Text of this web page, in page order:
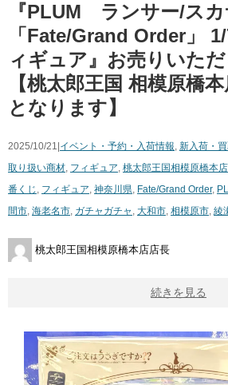
『PLUM ランサー/ス
「Fate/Grand ​Order」
ィギュア』お売りいただ
【桃太郎王国 相模原橋
となります】
2025/10/21| イベント・予約・入荷情報, 新入荷・
取り扱い商材, フィギュア, 桃太郎王国相模原橋本
番くじ , フィギュア, 神奈川県, Fate/Grand ​Order,
間市, 海老名市, ガチャガチャ , 大和市, 相模原市, 綾
桃太郎王国相模原橋本店店長
続きを見る